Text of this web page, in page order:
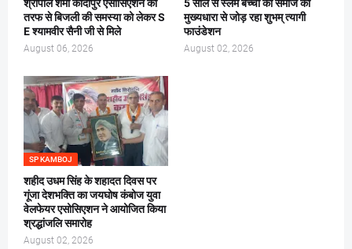
श्रीपाल शर्मा कादीपुर एसोसिएशन की
तरफ से बिजली की समस्या को लेकर S
E श्यामवीर सैनी जी से मिले
August 06, 2026
5 साल से स्लम बच्चों को समाज की
मुख्यधारा से जोड़ रहा शुभम् त्यागी
फाउंडेशन
August 02, 2026
SP KAMBOJ
शहीद उधम सिंह के शहादत दिवस पर
गूंजा देशभक्ति का जयघोष कंबोज युवा
वेलफेयर एसोसिएशन ने आयोजित किया
श्रद्धांजलि समारोह
August 02, 2026